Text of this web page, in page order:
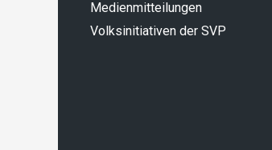
Medienmitteilungen
Volksinitiativen der SVP